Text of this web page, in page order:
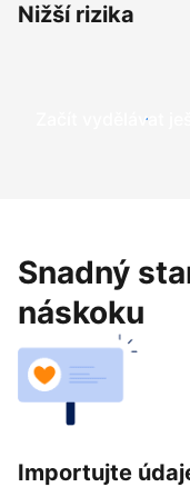
Nižší rizika
Začít vydělávat
Snadný
náskoku
Importujte